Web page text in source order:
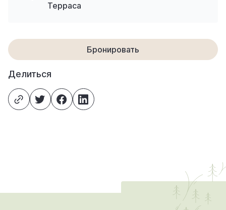
Терраса
Бронировать
Делиться